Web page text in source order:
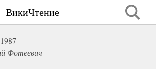
ВикиЧтение
Фотеевич